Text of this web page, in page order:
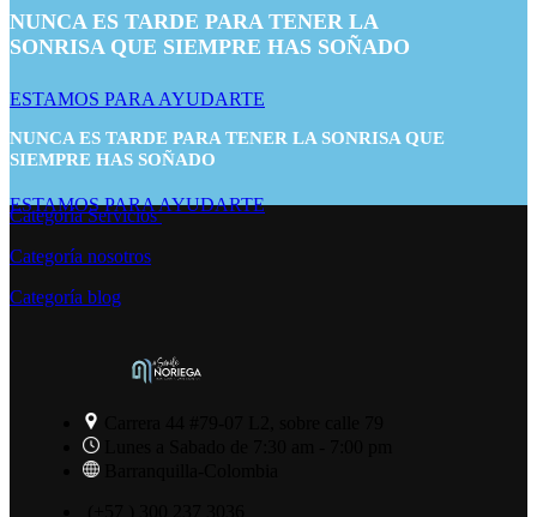
NUNCA ES TARDE PARA TENER LA
SONRISA QUE SIEMPRE HAS SOÑADO
ESTAMOS PARA AYUDARTE
NUNCA ES TARDE PARA TENER LA SONRISA QUE
SIEMPRE HAS SOÑADO
ESTAMOS PARA AYUDARTE
Categoría Servicios
Categoría nosotros
Categoría blog